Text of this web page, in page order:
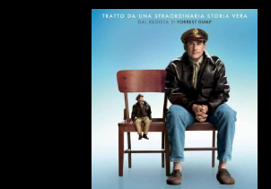
GUARDA IL TRAILER
VAI ALLA SCHEDA